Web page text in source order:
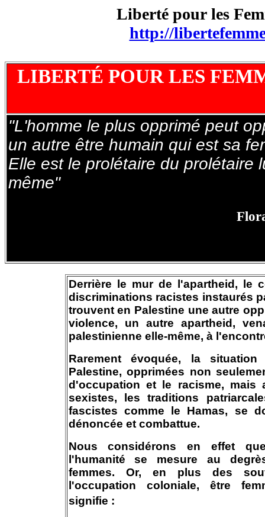
Liberté pour les
http://
LIBERTÉ POUR LES
"L'homme le plus opprimé peut
un autre être humain qui est sa
Elle est le prolétaire du prolétaire
même"
Derrière le mur de l'apartheid, le
discriminations racistes instaurés
trouvent en Palestine une autre
violence, un autre apartheid,
palestinienne elle-même, à
Rarement évoquée, la
Palestine, opprimées non
d'occupation et le racisme, mais
sexistes, les traditions
fascistes comme le Hamas, se
dénoncée et combattue.
Nous considérons en effet
l'humanité se mesure au
femmes. Or, en plus des
l'occupation coloniale, être
signifie :